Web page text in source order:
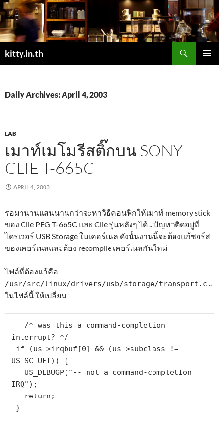
Skip
to
content
kitty.in.th
Daily Archives: April 4, 2003
LAB
เมาท์เมโมรีสติ๊กบน SONY
CLIE T-665C
APRIL 4, 2003
รอมานานแสนนานกว่าจะหาวิธีคอนฟิกให้เมาท์ memory stick
ของ Clie PEG T-665C และ Clie รุ่นหลังๆ ได้ .. ปัญหาติดอยู่ที่
ไดรเวอร์ USB Storage ในเคอร์เนล ดังนั้นงานนี้จะต้องแก้ซอร์ส
ของเคอร์เนลและต้อง recompile เคอร์เนลกันใหม่
ไฟล์ที่ต้องแก้คือ
/usr/src/linux/drivers/usb/storage/transport.c ..
ในไฟล์นี้ ให้เปลี่ยน
interrupt? */
US_SC_UFI)) {
IRQ");
}